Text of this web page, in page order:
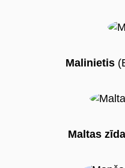
Malinietis
Maltas